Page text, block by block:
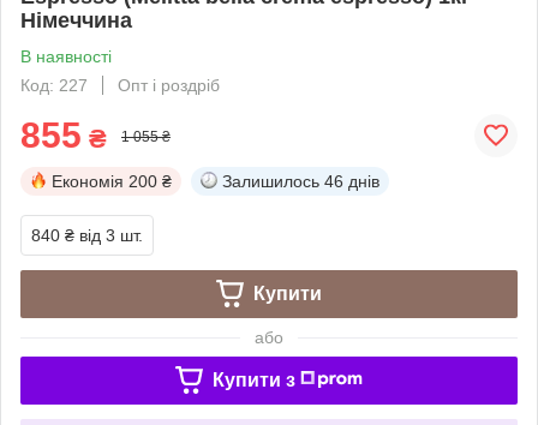
Німеччина
В наявності
Код: 227
Опт і роздріб
855 ₴ 1 055 ₴
Економія 200 ₴ Залишилось 46 днів
840 ₴ від 3 шт.
Купити
або
Купити з